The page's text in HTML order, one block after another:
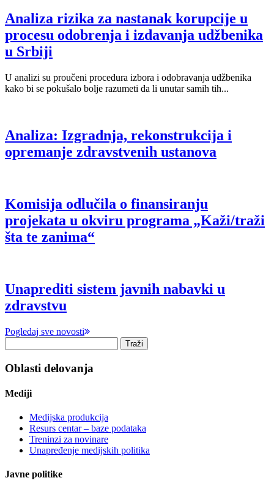
Analiza rizika za nastanak korupcije u
procesu odobrenja i izdavanja udžbenika
u Srbiji
U analizi su proučeni procedura izbora i odobravanja udžbenika
kako bi se pokušalo bolje razumeti da li unutar samih tih...
Analiza: Izgradnja, rekonstrukcija i
opremanje zdravstvenih ustanova
Komisija odlučila o finansiranju
projekata u okviru programa „Kaži/traži
šta te zanima“
Unaprediti sistem javnih nabavki u
zdravstvu
Pogledaj sve novosti
Oblasti delovanja
Mediji
Medijska produkcija
Resurs centar – baze podataka
Treninzi za novinare
Unapređenje medijskih politika
Javne politike